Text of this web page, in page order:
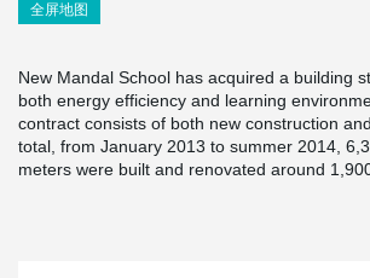
全屏地图
New Mandal School has acquired a building
both energy efficiency and learning
contract consists of both new construction
total, from January 2013 to summer 2014,
meters were built and renovated around